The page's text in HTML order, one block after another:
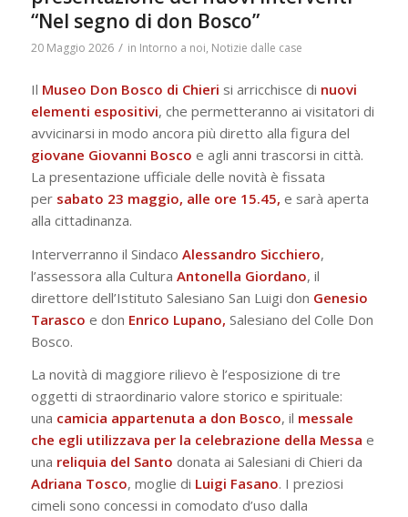
“Nel segno di don Bosco”
20 Maggio 2026 / in Intorno a noi, Notizie dalle case
Il Museo Don Bosco di Chieri si arricchisce di nuovi
elementi espositivi, che permetteranno ai visitatori di
avvicinarsi in modo ancora più diretto alla figura del
giovane Giovanni Bosco e agli anni trascorsi in città.
La presentazione ufficiale delle novità è fissata
per sabato 23 maggio, alle ore 15.45, e sarà aperta
alla cittadinanza.
Interverranno il Sindaco Alessandro Sicchiero,
l’assessora alla Cultura Antonella Giordano, il
direttore dell’Istituto Salesiano San Luigi don Genesio
Tarasco e don Enrico Lupano, Salesiano del Colle Don
Bosco.
La novità di maggiore rilievo è l’esposizione di tre
oggetti di straordinario valore storico e spirituale:
una camicia appartenuta a don Bosco, il messale
che egli utilizzava per la celebrazione della Messa e
una reliquia del Santo donata ai Salesiani di Chieri da
Adriana Tosco, moglie di Luigi Fasano. I preziosi
cimeli sono concessi in comodato d’uso dalla